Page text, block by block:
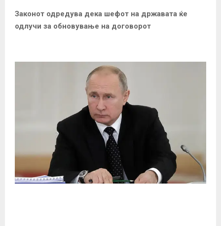
Законот одредува дека шефот на државата ќе
одлучи за обновување на договорот